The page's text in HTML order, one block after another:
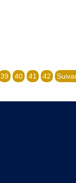
39 40 41 42